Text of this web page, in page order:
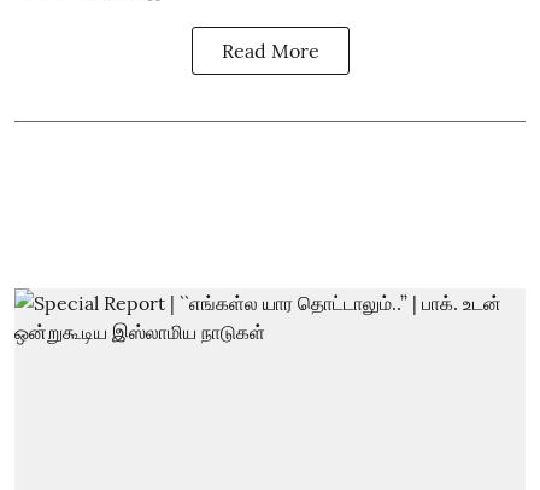
Read More